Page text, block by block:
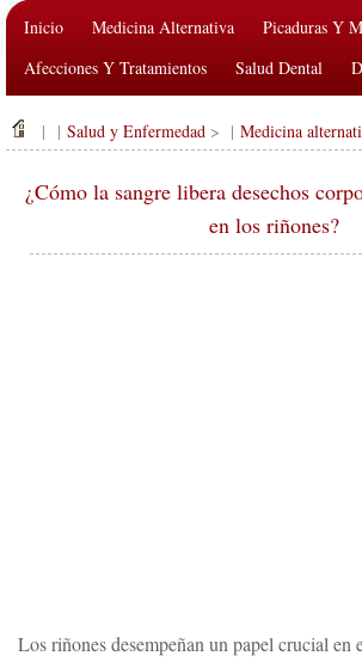
Inicio Medicina Alternativa Picaduras Y
Afecciones Y Tratamientos
Salud Dental
Salud Pública Y Seguridad
Cirugías Y
| | Salud y Enfermedad > | Medicina
¿Cómo la sangre libera desechos
en los riñones?
Los riñones desempeñan un papel crucial en